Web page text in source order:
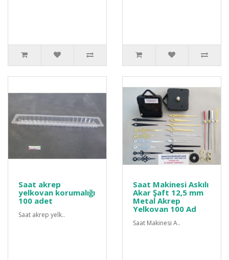
Saat akrep
yelkovan korumalığı
100 adet
Saat akrep yelk..
Saat Makinesi Askılı
Akar Şaft 12,5 mm
Metal Akrep
Yelkovan 100 Ad
Saat Makinesi A..